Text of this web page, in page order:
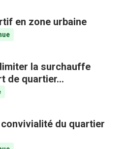
en zone urbaine
la surchauffe
de quartier...
du quartier